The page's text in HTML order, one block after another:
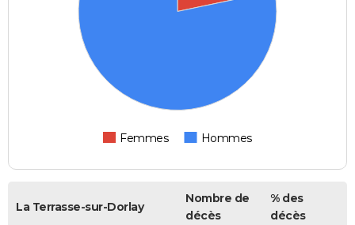
Femmes Hommes
La Terrasse-sur-Dorlay
Nombre de
décès
% des
décès